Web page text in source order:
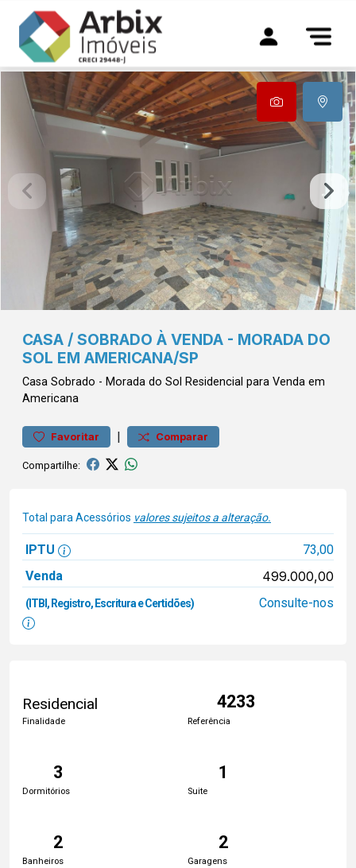
CASA / SOBRADO À VENDA - MORADA DO
SOL EM AMERICANA/SP
Casa Sobrado - Morada do Sol Residencial para Venda em
Americana
Favoritar | Comparar
Compartilhe:
Total para Acessórios valores sujeitos a alteração.
IPTU
73,00
Venda
499.000,00
(ITBI, Registro, Escritura e Certidões) Consulte-nos
Residencial
Finalidade
4233
Referência
3
Dormitórios
1
Suite
2
Banheiros
2
Garagens